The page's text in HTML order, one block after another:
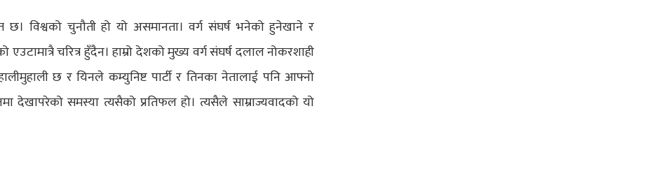
छ। विश्वको चुनौती हो यो असमानता। वर्ग संघर्ष भनेको हुनेखाने र
एउटामात्रै चरित्र हुँदैन। हाम्रो देशको मुख्य वर्ग संघर्ष दलाल नोकरशाही
छ र यिनले कम्युनिष्ट पार्टी र तिनका नेतालाई पनि आफ्नो
देखापरेको समस्या त्यसैको प्रतिफल हो। त्यसैले साम्राज्यवादको यो